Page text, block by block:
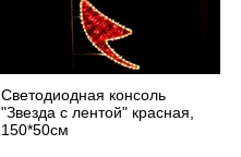
Светодиодная консоль
"Звезда с лентой" красная,
150*50см